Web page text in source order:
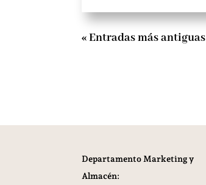
« Entradas más antiguas
Departamento Marketing y
Almacén: